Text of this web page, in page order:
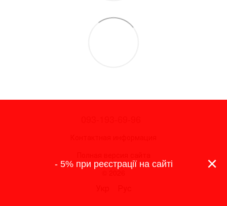
© 2026
×
- 5% при реєстрації на сайті